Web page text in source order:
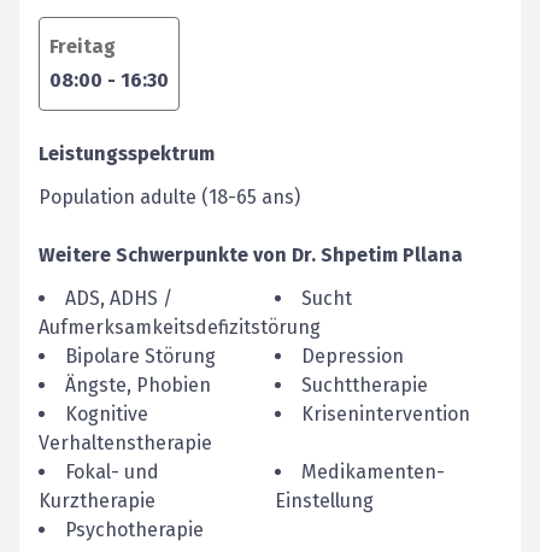
Freitag
08:00 - 16:30
Leistungsspektrum
Population adulte (18-65 ans)
Weitere Schwerpunkte von Dr. Shpetim Pllana
ADS, ADHS /
Aufmerksamkeitsdefizitstörung
Sucht
Bipolare Störung
Depression
Ängste, Phobien
Suchttherapie
Kognitive
Verhaltenstherapie
Krisenintervention
Fokal- und
Kurztherapie
Medikamenten-
Einstellung
Psychotherapie